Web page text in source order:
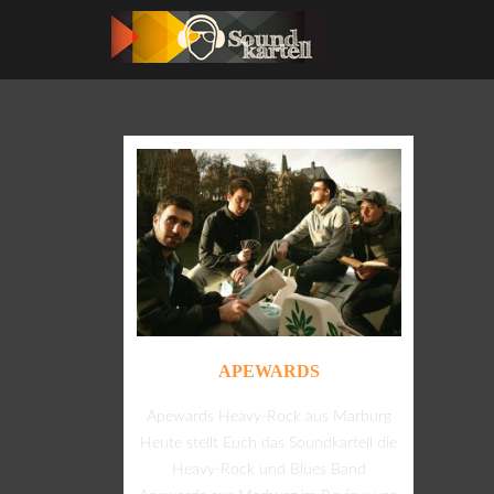
APEWARDS
Apewards Heavy-Rock aus Marburg
Heute stellt Euch das Soundkartell die
Heavy-Rock und Blues Band